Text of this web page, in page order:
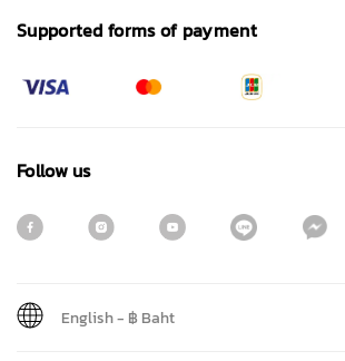
Supported forms of payment
Follow us
English- ฿ Baht